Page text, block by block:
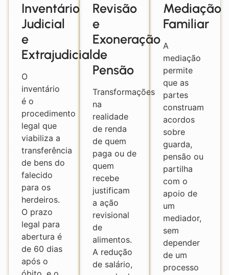
Inventário
Judicial
e
Extrajudicial
O
inventário
é o
procedimento
legal que
viabiliza a
transferência
de bens do
falecido
para os
herdeiros.
O prazo
legal para
abertura é
de 60 dias
após o
Revisão
e
Exoneração
de
Pensão
Transformações
na
realidade
de renda
de quem
paga ou de
quem
recebe
justificam
a ação
revisional
de
alimentos.
A redução
de salário,
Mediação
Familiar
A
mediação
permite
que as
partes
construam
acordos
sobre
guarda,
pensão ou
partilha
com o
apoio de
um
mediador,
sem
depender
de um
processo